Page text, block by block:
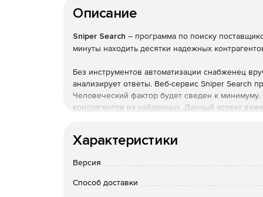
Описание
Sniper Search – программа по поиску
минуты находить десятки надежных
Без инструментов автоматизации снабженец
анализирует ответы. Веб-сервис Sniper Search
Человеческий фактор будет сведен к
контрагентов из найденных. Данный аспект
Автопоиск контактов
В поисковую строку вводится запрос с
бы в Яндексе или Google. Лучше указать
количество страниц для глубокого
Характеристики
Версия
Способ доставки